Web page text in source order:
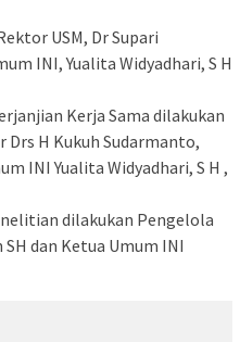
USM, Dr Supari
INI, Yualita Widyadhari, S H
Kerja Sama dilakukan
Drs H Kukuh Sudarmanto,
INI Yualita Widyadhari, S H ,
dilakukan Pengelola
dan Ketua Umum INI